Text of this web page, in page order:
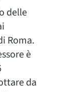
delle
Roma.
è
da